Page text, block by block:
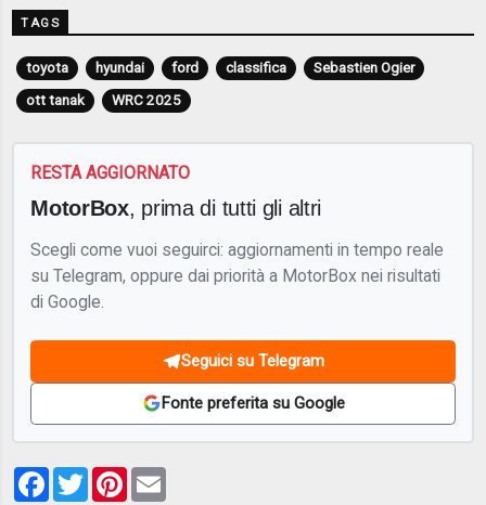
TAGS
toyota hyundai ford classifica
Sebastien Ogier
ott tanak
WRC 2025
RESTA AGGIORNATO
MotorBox, prima di tutti gli altri
Scegli come vuoi seguirci: aggiornamenti in tempo reale
su Telegram, oppure dai priorità a MotorBox nei risultati
di Google.
Seguici su Telegram
Fonte preferita su Google
Facebook
TwitterPinterest